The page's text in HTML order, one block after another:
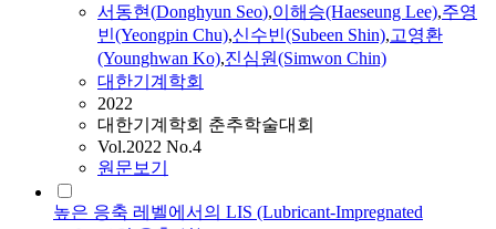
서동현(Donghyun Seo),이해승(Haeseung Lee),주영
빈(Yeongpin Chu),신수빈(Subeen Shin),고영환
(Younghwan Ko),진심원(Simwon Chin)
대한기계학회
2022
대한기계학회 춘추학술대회
Vol.2022 No.4
원문보기
높은 응축 레벨에서의 LIS (Lubricant-Impregnated